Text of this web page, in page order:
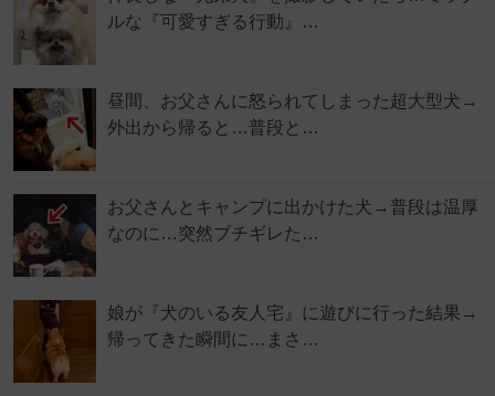
ルな『可愛すぎる行動』…
昼間、お父さんに怒られてしまった超大型犬→
外出から帰ると…普段と…
お父さんとキャンプに出かけた犬→普段は温厚
なのに…突然ブチギレた…
娘が『犬のいる友人宅』に遊びに行った結果→
帰ってきた瞬間に…まさ…